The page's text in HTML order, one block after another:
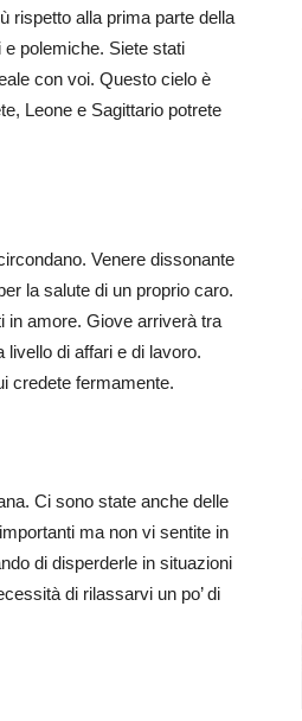
rispetto alla prima parte della
polemiche. Siete stati
con voi. Questo cielo è
Leone e Sagittario potrete
Venere dissonante
la salute di un proprio caro.
in amore. Giove arriverà tra
di affari e di lavoro.
credete fermamente.
Ci sono state anche delle
ma non vi sentite in
di disperderle in situazioni
di rilassarvi un po’ di